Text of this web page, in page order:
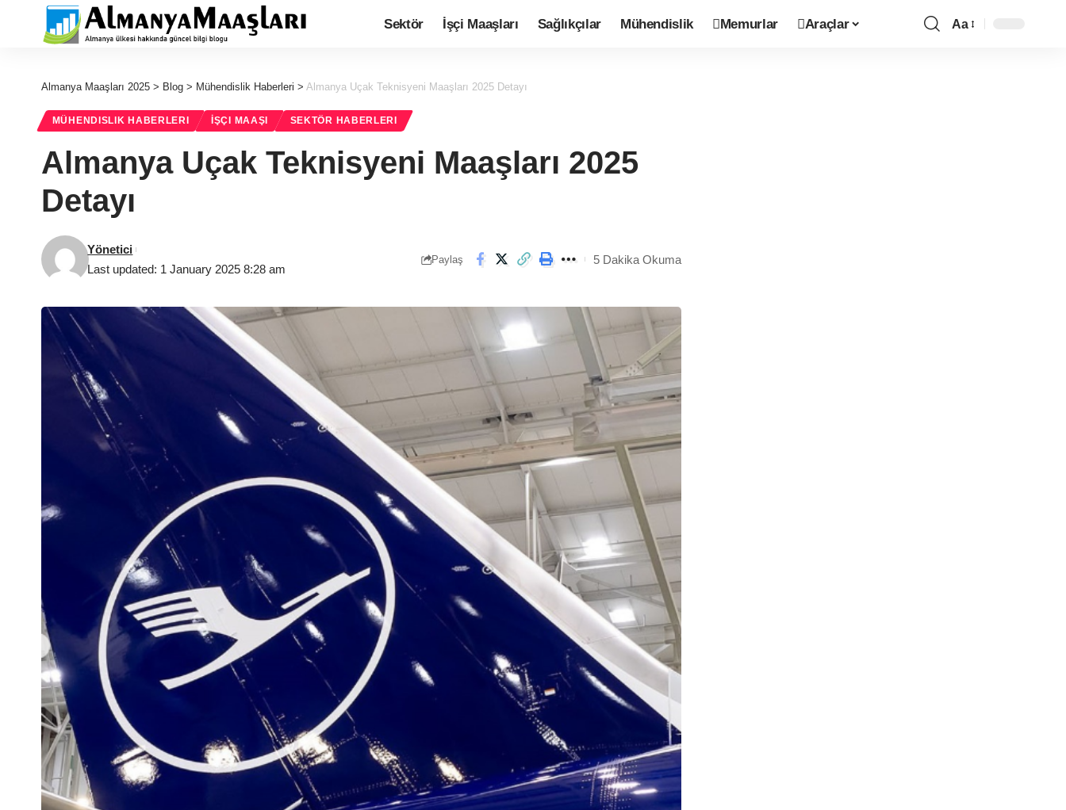
Sektör İşçi Maaşları Sağlıkçılar Mühendislik Memurlar Araçlar Aa
Almanya Maaşları 2025 > Blog > Mühendislik Haberleri > Almanya Uçak Teknisyeni Maaşları 2025 Detayı
MÜHENDISLIK HABERLERI İŞÇI MAAŞI SEKTÖR HABERLERI
Almanya Uçak Teknisyeni Maaşları 2025
Detayı
Last updated: 1 January 2025 8:28 am
Yönetici
Paylaş 5 Dakika Okuma